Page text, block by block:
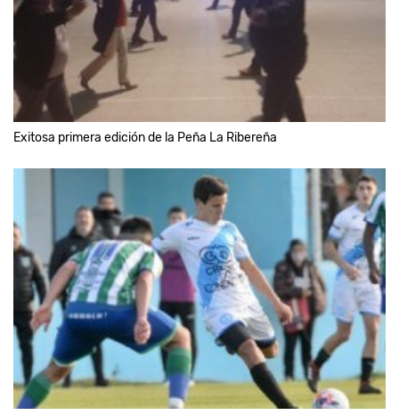
Exitosa primera edición de la Peña La Ribereña